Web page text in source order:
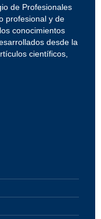
de Profesionales
profesional y de
conocimientos
desde la
científicos,